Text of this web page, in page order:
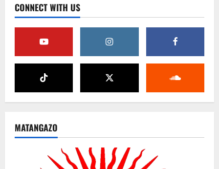
CONNECT WITH US
MATANGAZO